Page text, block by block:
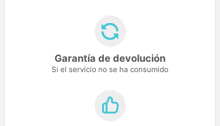
Garantía de devolución
Si el servicio no se ha consumido